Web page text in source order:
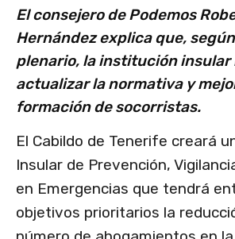
El consejero de Podemos
Hernández explica que,
plenario, la institución insular
actualizar la normativa y
formación de socorristas.
El Cabildo de Tenerife creará
Insular de Prevención,
en Emergencias que tendrá
objetivos prioritarios la